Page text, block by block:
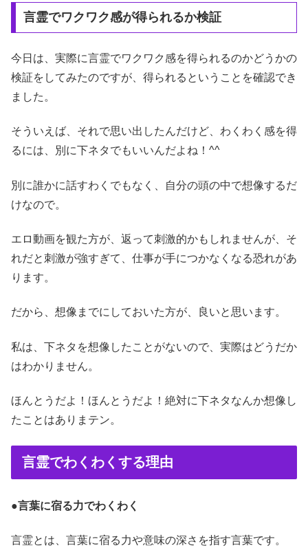
言霊でワクワク感が得られるか検証
今日は、実際に言霊でワクワク感を得られるのかどうかの
検証をしてみたのですが、得られるということを確認でき
ました。
そういえば、それで思い出したんだけど、わくわく感を得
るには、別に下ネタでもいいんだよね！^^
別に誰かに話すわくでもなく、自分の頭の中で想像するだ
けなので。
エロ動画を観た方が、返って刺激的かもしれませんが、そ
れだと刺激が強すぎて、仕事が手につかなくなる恐れがあ
ります。
だから、想像までにしておいた方が、良いと思います。
私は、下ネタを想像したことがないので、実際はどうだか
はわかりません。
ほんとうだよ！ほんとうだよ！絶対に下ネタなんか想像し
たことはありまテン。
言霊でわくわくする理由
●言葉に宿る力でわくわく
言霊とは、言葉に宿る力や意味の深さを指す言葉です。